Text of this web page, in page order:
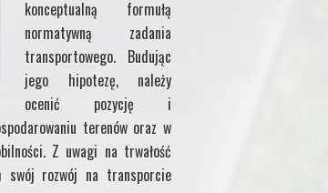
konceptualną formułą
normatywną zadania
transportowego. Budując
jego hipotezę, należy
ocenić pozycję i
terenów oraz w
Z uwagi na trwałość
swój rozwój na transporcie